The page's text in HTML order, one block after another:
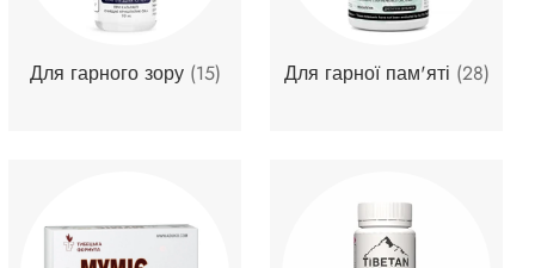
Для гарного зору (15) Для гарної пам'яті (28)